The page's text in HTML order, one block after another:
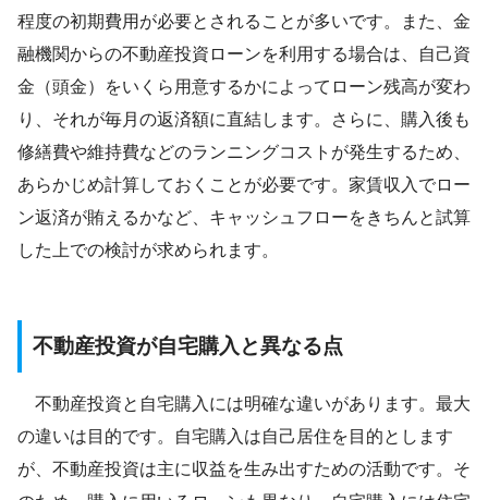
程度の初期費用が必要とされることが多いです。また、金
融機関からの不動産投資ローンを利用する場合は、自己資
金（頭金）をいくら用意するかによってローン残高が変わ
り、それが毎月の返済額に直結します。さらに、購入後も
修繕費や維持費などのランニングコストが発生するため、
あらかじめ計算しておくことが必要です。家賃収入でロー
ン返済が賄えるかなど、キャッシュフローをきちんと試算
した上での検討が求められます。
不動産投資が自宅購入と異なる点
不動産投資と自宅購入には明確な違いがあります。最大
の違いは目的です。自宅購入は自己居住を目的とします
が、不動産投資は主に収益を生み出すための活動です。そ